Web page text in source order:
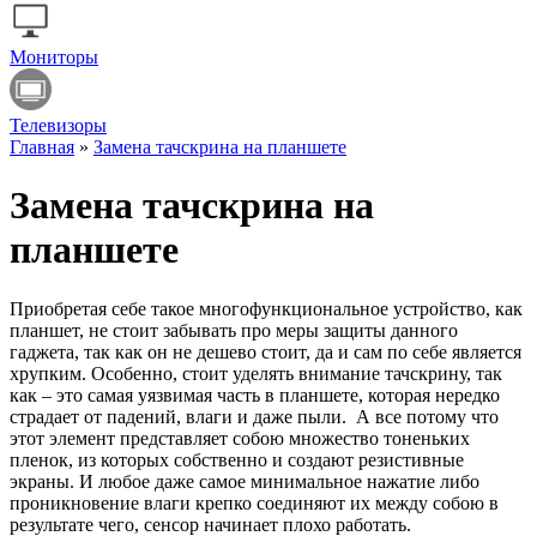
Мониторы
Телевизоры
Главная » Замена тачскрина на планшете
Замена тачскрина на
планшете
Приобретая себе такое многофункциональное устройство, как
планшет, не стоит забывать про меры защиты данного
гаджета, так как он не дешево стоит, да и сам по себе является
хрупким. Особенно, стоит уделять внимание тачскрину, так
как – это самая уязвимая часть в планшете, которая нередко
страдает от падений, влаги и даже пыли. А все потому что
этот элемент представляет собою множество тоненьких
пленок, из которых собственно и создают резистивные
экраны. И любое даже самое минимальное нажатие либо
проникновение влаги крепко соединяют их между собою в
результате чего, сенсор начинает плохо работать.